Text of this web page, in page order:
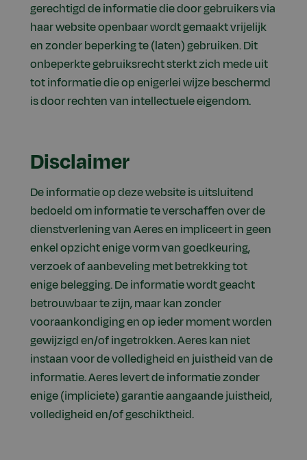
gerechtigd de informatie die door gebruikers via
haar website openbaar wordt gemaakt vrijelijk
en zonder beperking te (laten) gebruiken. Dit
onbeperkte gebruiksrecht sterkt zich mede uit
tot informatie die op enigerlei wijze beschermd
is door rechten van intellectuele eigendom.
Disclaimer
De informatie op deze website is uitsluitend
bedoeld om informatie te verschaffen over de
dienstverlening van Aeres en impliceert in geen
enkel opzicht enige vorm van goedkeuring,
verzoek of aanbeveling met betrekking tot
enige belegging. De informatie wordt geacht
betrouwbaar te zijn, maar kan zonder
vooraankondiging en op ieder moment worden
gewijzigd en/of ingetrokken. Aeres kan niet
instaan voor de volledigheid en juistheid van de
informatie. Aeres levert de informatie zonder
enige (impliciete) garantie aangaande juistheid,
volledigheid en/of geschiktheid.